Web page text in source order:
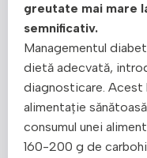
greutate mai mare
semnificativ.
Managementul
dietă adecvată,
diagnosticare. Acest
alimentație
consumul unei
160-200 g de